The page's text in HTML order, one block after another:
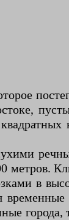
метров.
в
города,